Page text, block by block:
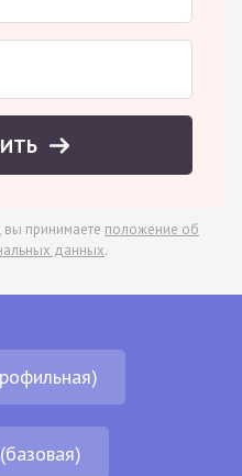
вы принимаете положение об
данных.